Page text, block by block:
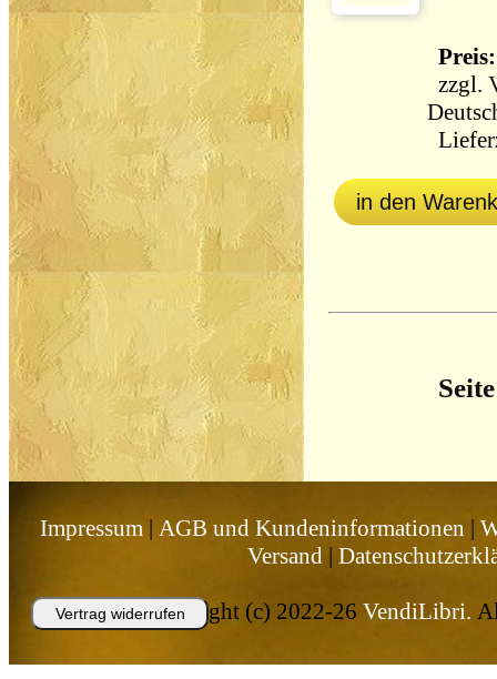
zzgl.
in den
Impressum| AGB und Kundeninformationen|
Versand |
Copyright (c) 2022-26 VendiLibri.
Vertrag widerrufen